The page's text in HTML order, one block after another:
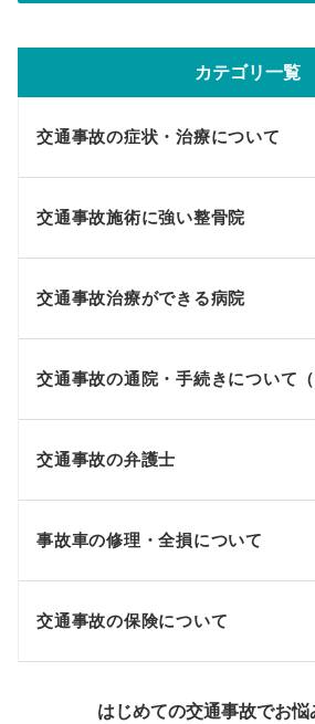
カテゴリ一覧
交通事故の症状・治療について
交通事故施術に強い整骨院
交通事故治療ができる病院
交通事故の通院・手続きについて（
交通事故の弁護士
事故車の修理・全損について
交通事故の保険について
はじめての交通事故でお悩